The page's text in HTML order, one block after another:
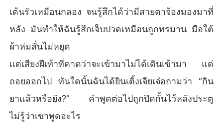
เต้นรัวเหมือนกลอง จนรู้สึกได้ว่ามีสายตาจ้องมองมาที่
หลัง มันทำให้ฉันรู้สึกเจ็บปวดเหมือนถูกทรมาน มือใต้
ผ้าห่มสั่นไม่หยุด
แต่เสียงฝีเท้าที่คาดว่าจะเข้ามาไม่ได้เดินเข้ามา แต่
ถอยออกไป ทันใดนั้นฉันได้ยินเติ้งเจียเจ๋อถามว่า “กิน
ยาแล้วหรือยัง?” คำพูดต่อไปถูกปิดกั้นไว้หลังประตู
ไม่รู้ว่าเขาพูดอะไร